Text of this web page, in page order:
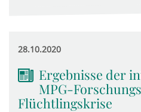
28.10.2020
Ergebnisse der
MPG-
Flüchtlingskrise